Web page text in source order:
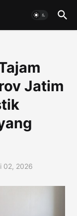
Jatim
02, 2026